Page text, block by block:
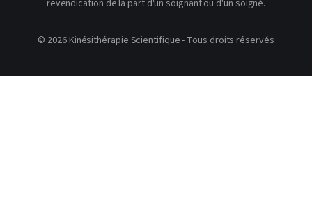
revendication de la part d'un soignant ou d'un soigné.
© 2026 Kinésithérapie Scientifique - Tous droits réservés